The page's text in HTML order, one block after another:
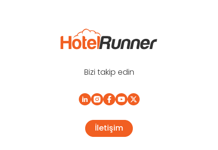
Bizi takip edin
İletişim